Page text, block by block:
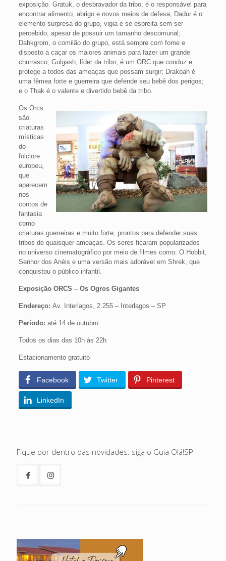
exposição. Gratuk, o desbravador da tribo, é o responsável para
encontrar alimento, abrigo e novos meios de defesa; Dadur é o
elemento surpresa do grupo, vigia e se espreita sem ser
percebido, apesar de possuir um tamanho descomunal;
Dahkgrom, o comilão do grupo, está sempre com fome e
disposto a caçar os maiores animais para fazer um grande
churrasco; Gulgash, líder da tribo, é um ORC que conduz e
protege a todos das ameaças que possam surgir; Drakoah é
uma fêmea forte e guerreira que defende seu bebê dos perigos;
e o Thak é o valente e divertido bebê da tribo.
Os Orcs
são
criaturas
místicas
do
folclore
europeu,
que
aparecem
nos
contos de
fantasia
como
criaturas guerreiras e muito forte, prontos para defender suas
tribos de quaisquer ameaças. Os seres ficaram popularizados
no universo cinematográfico por meio de filmes como: O Hobbit,
Senhor dos Anéis e uma versão mais adorável em Shrek, que
conquistou o público infantil.
Exposição ORCS – Os Ogros Gigantes
Endereço: Av. Interlagos, 2.255 – Interlagos – SP
Período: até 14 de outubro
Todos os dias das 10h às 22h
Estacionamento gratuito
Facebook Twitter Pinterest
LinkedIn
Fique por dentro das novidades: siga o Guia Olá!SP